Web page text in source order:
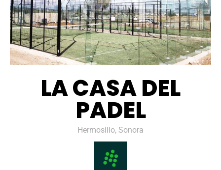
LA CASA DEL
PADEL
Hermosillo, Sonora